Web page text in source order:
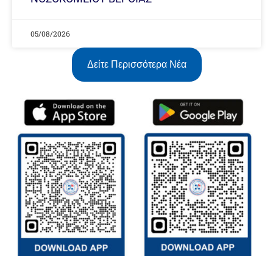
05/08/2026
Δείτε Περισσότερα Νέα